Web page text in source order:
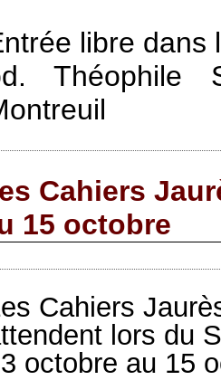
libre dans
Théophile
Cahiers
15 octobre
Cahiers
lors du
octobre au 15